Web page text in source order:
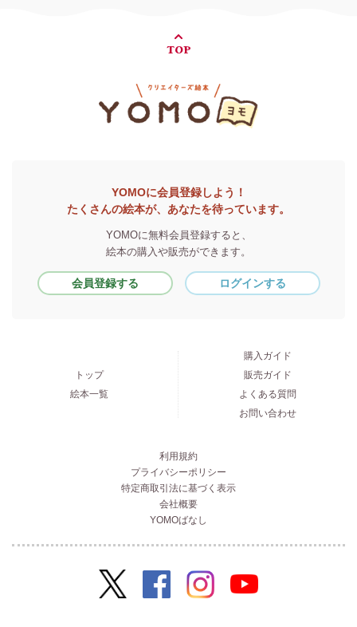
TOP
YOMOに会員登録しよう！
たくさんの絵本が、あなたを待っています。
YOMOに無料会員登録すると、
絵本の購入や販売ができます。
会員登録する ログインする
トップ
絵本一覧
購入ガイド
販売ガイド
よくある質問
お問い合わせ
利用規約
プライバシーポリシー
特定商取引法に基づく表示
会社概要
YOMOばなし